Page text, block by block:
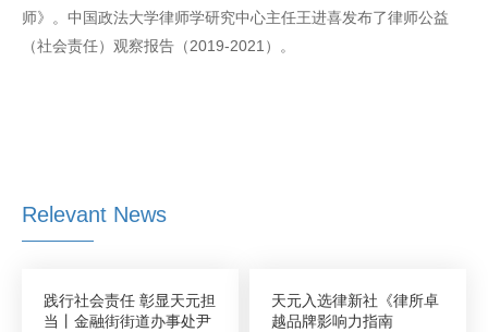
师》。中国政法大学律师学研究中心主任王进喜发布了律师公益
（社会责任）观察报告（2019-2021）。
Relevant News
践行社会责任 彰显天元担
当丨金融街街道办事处尹
天元入选律新社《律所卓
越品牌影响力指南